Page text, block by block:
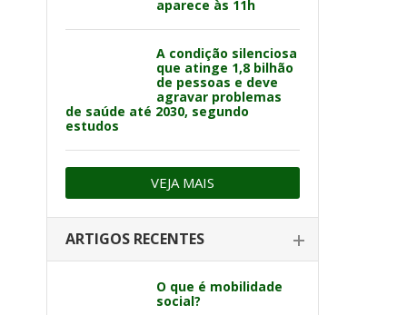
aparece às 11h
A condição silenciosa
que atinge 1,8 bilhão
de pessoas e deve
agravar problemas
de saúde até 2030, segundo
estudos
VEJA MAIS
ARTIGOS RECENTES
O que é mobilidade
social?